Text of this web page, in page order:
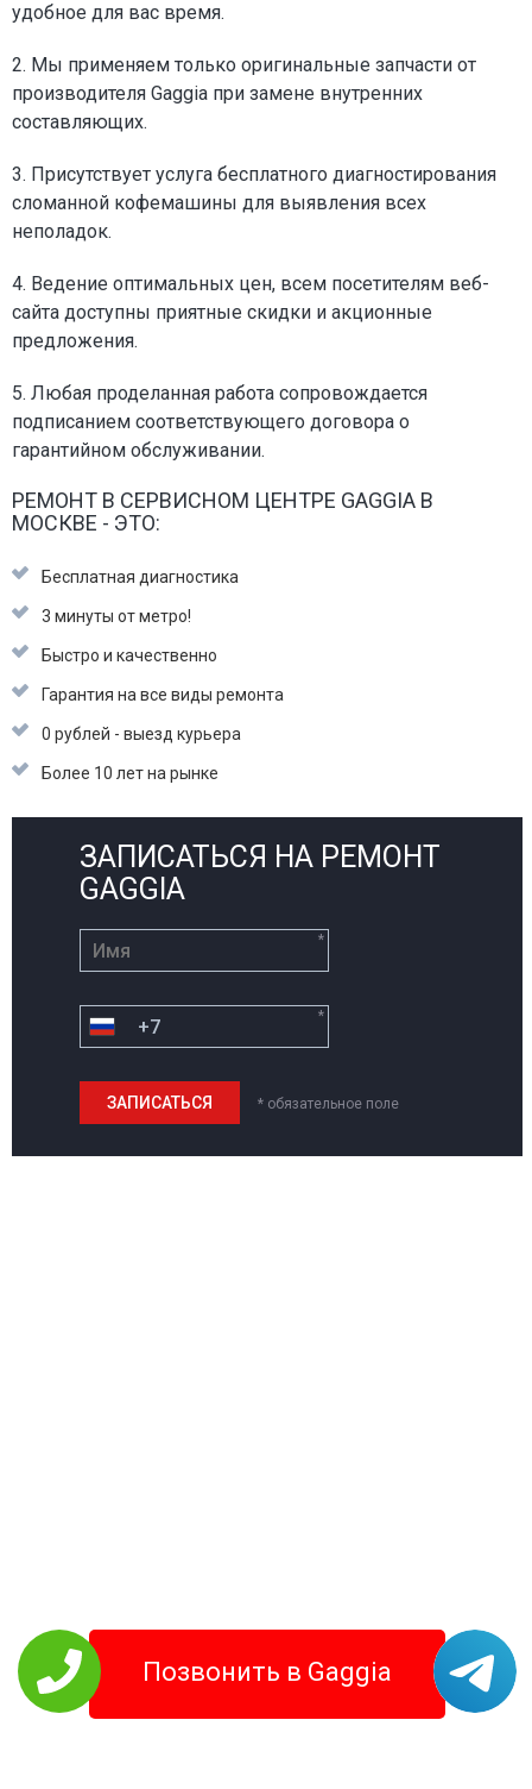
удобное для вас время.
2. Мы применяем только оригинальные запчасти от
производителя Gaggia при замене внутренних
составляющих.
3. Присутствует услуга бесплатного диагностирования
сломанной кофемашины для выявления всех
неполадок.
4. Ведение оптимальных цен, всем посетителям веб-
сайта доступны приятные скидки и акционные
предложения.
5. Любая проделанная работа сопровождается
подписанием соответствующего договора о
гарантийном обслуживании.
РЕМОНТ В СЕРВИСНОМ ЦЕНТРЕ GAGGIA В
МОСКВЕ - ЭТО:
Бесплатная диагностика
3 минуты от метро!
Быстро и качественно
Гарантия на все виды ремонта
0 рублей - выезд курьера
Более 10 лет на рынке
ЗАПИСАТЬСЯ НА РЕМОНТ
GAGGIA
*
*
* обязательное поле
Позвонить в Gaggia